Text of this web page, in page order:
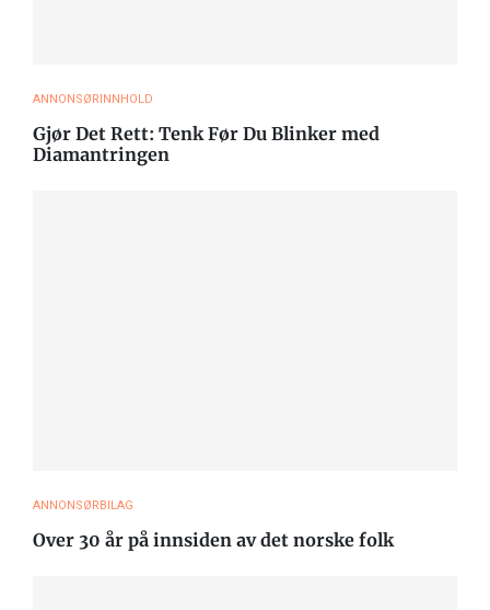
ANNONSØRINNHOLD
Gjør Det Rett: Tenk Før Du Blinker med
Diamantringen
ANNONSØRBILAG
Over 30 år på innsiden av det norske folk